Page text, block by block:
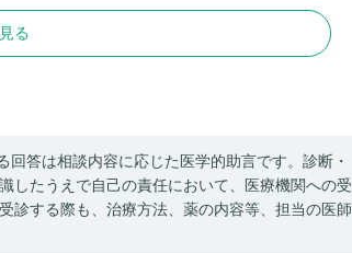
る
答は相談内容に応じた医学的助言です。診断・
したうえで自己の責任において、医療機関への受
診する際も、治療方法、薬の内容等、担当の医師